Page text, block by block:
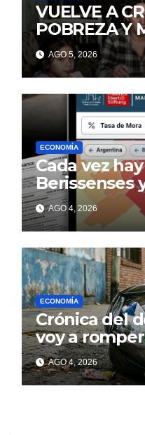
VUELVE A
POBREZA Y
MINTIENDO
AGO 5, 2026
ECONOMÍA
Cada vez
Berissenses
con deudas
AGO 4, 2026
ECONOMÍA
Crónica del
voy a
quédese
AGO 4, 2026